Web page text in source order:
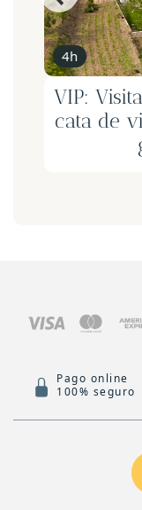
4h
VIP:
cata de
Pago online
100% seguro